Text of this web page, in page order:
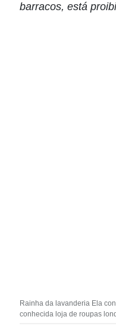
barracos, está
Rainha da lavanderia Ela
conhecida loja de roupas